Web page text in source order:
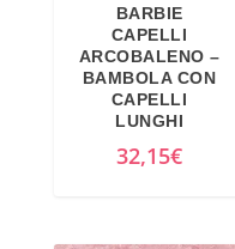
BARBIE
CAPELLI
ARCOBALENO –
BAMBOLA CON
CAPELLI
LUNGHI
32,15€